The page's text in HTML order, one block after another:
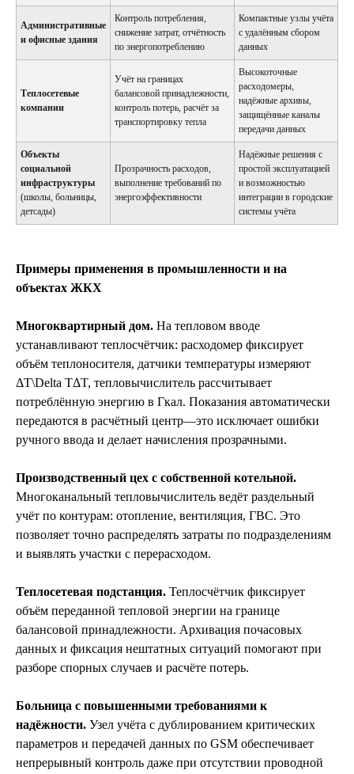
Административные
и офисные здания
Контроль потребления,
снижение затрат, отчётность
по энергопотреблению
Компактные узлы учёта
с удалённым сбором
данных
Теплосетевые
компании
Учёт на границах
балансовой принадлежности,
контроль потерь, расчёт за
транспортировку тепла
Высокоточные
расходомеры,
надёжные архивы,
защищённые каналы
передачи данных
Объекты
социальной
инфраструктуры
(школы, больницы,
детсады)
Прозрачность расходов,
выполнение требований по
энергоэффективности
Надёжные решения с
простой эксплуатацией
и возможностью
интеграции в городские
системы учёта
Примеры применения в промышленности и на
объектах ЖКХ
Многоквартирный дом. На тепловом вводе
устанавливают теплосчётчик: расходомер фиксирует
объём теплоносителя, датчики температуры измеряют
ΔT\Delta TΔT, тепловычислитель рассчитывает
потреблённую энергию в Гкал. Показания автоматически
передаются в расчётный центр—это исключает ошибки
ручного ввода и делает начисления прозрачными.
Производственный цех с собственной котельной.
Многоканальный тепловычислитель ведёт раздельный
учёт по контурам: отопление, вентиляция, ГВС. Это
позволяет точно распределять затраты по подразделениям
и выявлять участки с перерасходом.
Теплосетевая подстанция. Теплосчётчик фиксирует
объём переданной тепловой энергии на границе
балансовой принадлежности. Архивация почасовых
данных и фиксация нештатных ситуаций помогают при
разборе спорных случаев и расчёте потерь.
Больница с повышенными требованиями к
надёжности. Узел учёта с дублированием критических
параметров и передачей данных по GSM обеспечивает
непрерывный контроль даже при отсутствии проводной